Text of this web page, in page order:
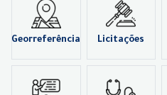
Georreferência Licitações